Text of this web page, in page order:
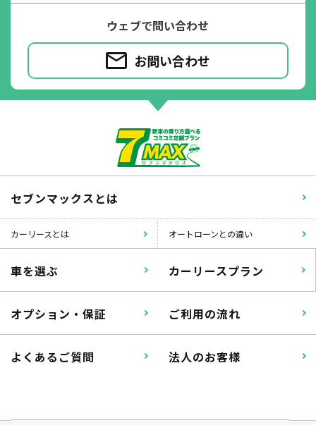
いたずら
※たすカッターをご利用頂く場合、免責金額が１回あたり5,000円
掛かります。
たすカッター３詳細
ウェブで問い合わせ
お問い合わせ
セブンマックスとは
カーリースとは オートローンとの違い
車を選ぶ カーリースプラン
オプション・保証 ご利用の流れ
よくあるご質問 法人のお客様